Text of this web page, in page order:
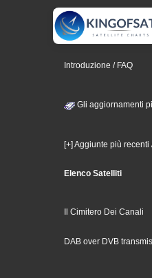
Introduzione / FAQ
Gli aggiornamenti
[+] Aggiunte più recenti
Elenco Satelliti
Il Cimitero Dei Canali
DAB over DVB